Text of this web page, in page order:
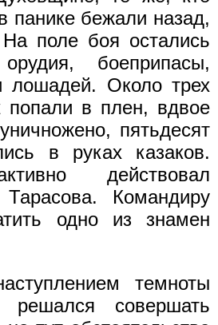
панике бежали назад,
поле боя остались
боеприпасы,
лошадей. Около трех
попали в плен, вдвое
пятьдесят
в руках казаков.
действовал
Командиру
одно из знамен
темноты
решался совершать